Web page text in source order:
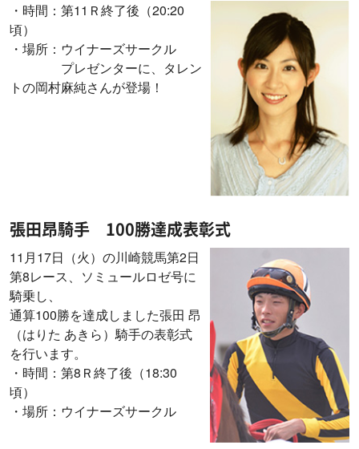
・時間：第11Ｒ終了後（20:20
頃）
・場所：ウイナーズサークル
プレゼンターに、タレン
トの岡村麻純さんが登場！
張田昂騎手 100勝達成表彰式
11月17日（火）の川崎競馬第2日
第8レース、ソミュールロゼ号に
騎乗し、
通算100勝を達成しました張田 昂
（はりた あきら）騎手の表彰式
を行います。
・時間：第8Ｒ終了後（18:30
頃）
・場所：ウイナーズサークル